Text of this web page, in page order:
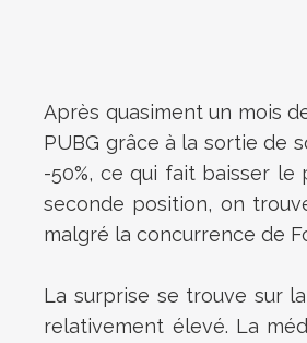
Après quasiment un mois
PUBG grâce à la sortie de
-50%, ce qui fait baisser
seconde position, on
malgré la concurrence de
La surprise se trouve sur
relativement élevé. La